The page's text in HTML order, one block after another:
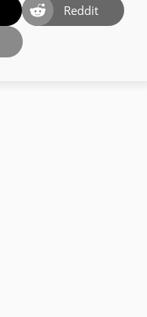
Reddit